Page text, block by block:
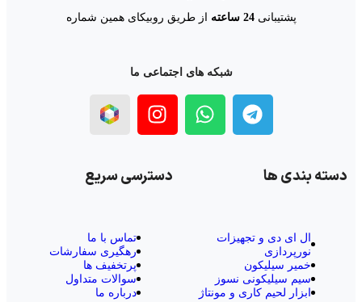
پشتیبانی24 ساعته از طریق روبیکای همین شماره
شبکه های اجتماعی ما
دسته بندی ها
ال‌ ای‌ دی و تجهیزات
نورپردازی
خمیر سیلیکون
سیم سیلیکونی نسوز
ابزار لحیم کاری و مونتاژ
دسترسی سریع
تماس با ما
رهگیری سفارشات
پرتخفیف ها
سوالات متداول
درباره ما